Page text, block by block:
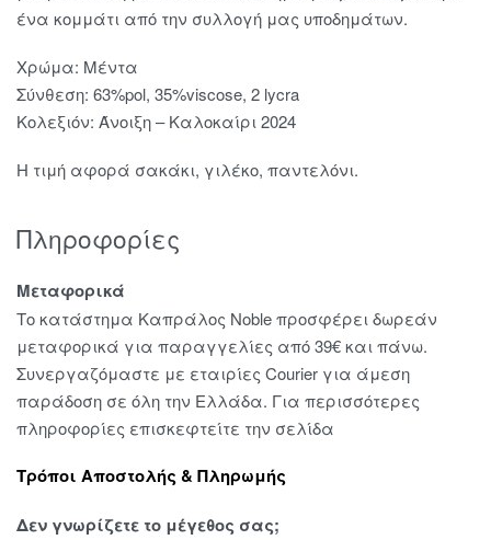
ένα κομμάτι από την συλλογή μας υποδημάτων.
Χρώμα: Μέντα
Σύνθεση: 63%pol, 35%viscose, 2 lycra
Κολεξιόν: Άνοιξη – Καλοκαίρι 2024
Η τιμή αφορά σακάκι, γιλέκο, παντελόνι.
Πληροφορίες
Μεταφορικά
Το κατάστημα Καπράλος Noble προσφέρει δωρεάν
μεταφορικά για παραγγελίες από 39€ και πάνω.
Συνεργαζόμαστε με εταιρίες Courier για άμεση
παράδοση σε όλη την Ελλάδα. Για περισσότερες
πληροφορίες επισκεφτείτε την σελίδα
Τρόποι Αποστολής & Πληρωμής
Δεν γνωρίζετε το μέγεθος σας;